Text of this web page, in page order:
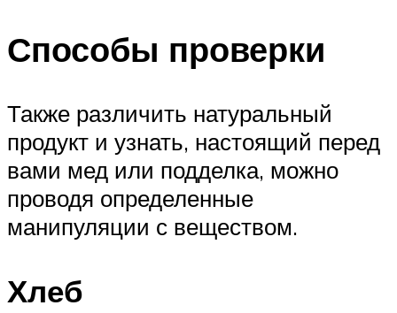
Способы проверки
Также различить натуральный
продукт и узнать, настоящий перед
вами мед или подделка, можно
проводя определенные
манипуляции с веществом.
Хлеб